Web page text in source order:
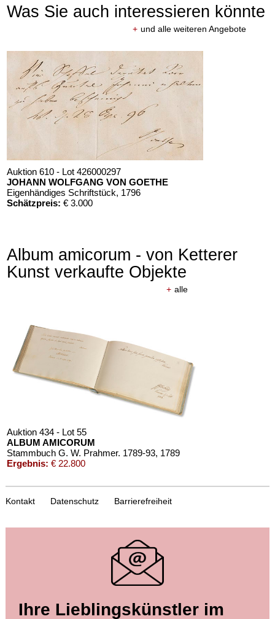
Was Sie auch interessieren könnte
+ und alle weiteren Angebote
Auktion 610 - Lot 426000297
JOHANN WOLFGANG VON GOETHE
Eigenhändiges Schriftstück, 1796
Schätzpreis: € 3.000
Album amicorum - von Ketterer
Kunst verkaufte Objekte
+ alle
Auktion 434 - Lot 55
ALBUM AMICORUM
Stammbuch G. W. Prahmer. 1789-93, 1789
Ergebnis: € 22.800
ALBUM AMICORUM
Kontakt Datenschutz Barrierefreiheit
Ihre Lieblingskünstler im